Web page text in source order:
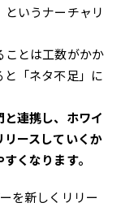
いうナーチャリ
ことは工数がかか
と「ネタ不足」に
連携し、ホワイ
リースしていくか
くなります。
を新しくリリー